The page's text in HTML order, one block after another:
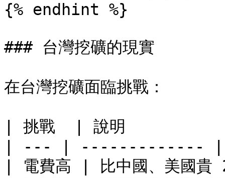
{% endhint %}
### 台灣挖礦的現實
在台灣挖礦面臨挑戰：
| 挑戰  | 說明
| --- | ------------- |
| 電費高 | 比中國、美國